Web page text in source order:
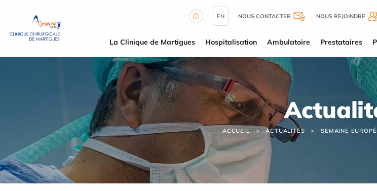
EN NOUS CONTACTER NOUS REJOINDRE
La Clinique de Martigues Hospitalisation Ambulatoire Prestataires
ACCUEIL ACTUALITÉS SEMAINE